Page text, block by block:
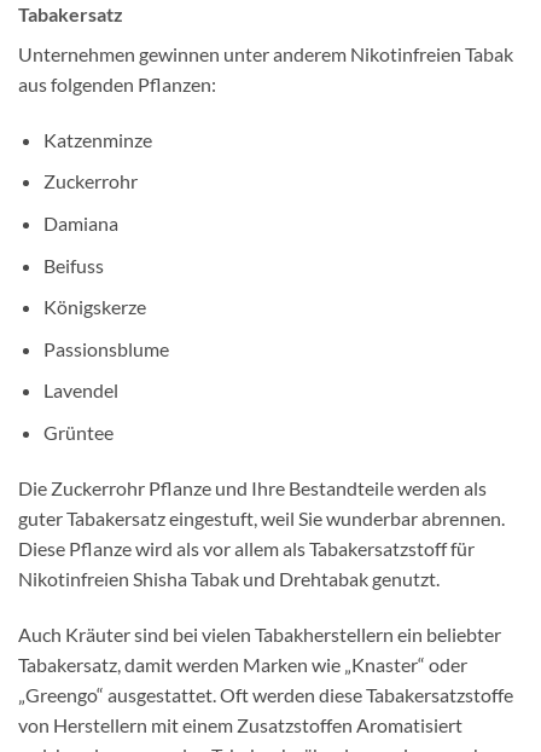
Tabakersatz
Unternehmen gewinnen unter anderem Nikotinfreien Tabak
aus folgenden Pflanzen:
Katzenminze
Zuckerrohr
Damiana
Beifuss
Königskerze
Passionsblume
Lavendel
Grüntee
Die Zuckerrohr Pflanze und Ihre Bestandteile werden als
guter Tabakersatz eingestuft, weil Sie wunderbar abrennen.
Diese Pflanze wird als vor allem als Tabakersatzstoff für
Nikotinfreien Shisha Tabak und Drehtabak genutzt.
Auch Kräuter sind bei vielen Tabakherstellern ein beliebter
Tabakersatz, damit werden Marken wie „Knaster“ oder
„Greengo“ ausgestattet. Oft werden diese Tabakersatzstoffe
von Herstellern mit einem Zusatzstoffen Aromatisiert